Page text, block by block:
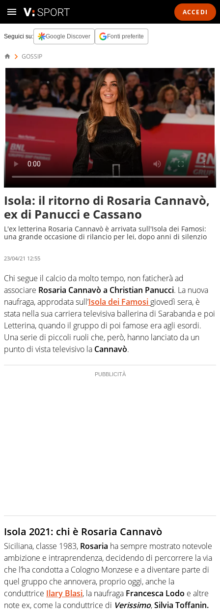
ACCEDI
Seguici su: Google Discover Fonti preferite
GOSSIP
Isola: il ritorno di Rosaria Cannavò,
ex di Panucci e Cassano
L'ex letterina Rosaria Cannavò è arrivata sull'Isola dei Famosi:
una grande occasione di rilancio per lei, dopo anni di silenzio
23/04/21 12:55
Chi segue il calcio da molto tempo, non faticherà ad
associare Rosaria Cannavò a Christian Panucci. La nuova
naufraga, approdata sull’Isola dei Famosi giovedì sera, è
stata nella sua carriera televisiva ballerina di Sarabanda e poi
Letterina, quando il gruppo di poi famose era agli esordi.
Una serie di piccoli ruoli che, però, hanno lanciato da un
punto di vista televisivo la Cannavò.
Isola 2021: chi è Rosaria Cannavò
Siciliana, classe 1983, Rosaria ha sempre mostrato notevole
ambizione e intraprendenza, decidendo di percorrere la via
che l’ha condotta a Cologno Monzese e a diventare parte di
quel gruppo che annovera, proprio oggi, anche la
conduttrice Ilary Blasi, la naufraga Francesca Lodo e altre
note ex, come la conduttrice di Verissimo,Silvia Toffanin.